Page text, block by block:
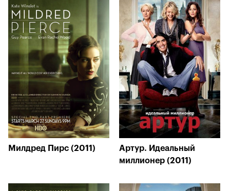
Милдред Пирс (2011)
Артур. Идеальный
миллионер (2011)